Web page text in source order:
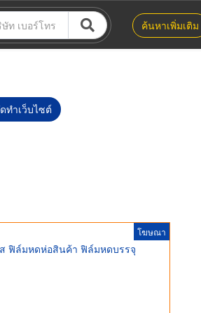
ค้นหาเพิ่มเติม
ทำเว็บไซต์
โฆษณา
ฟิล์มหดห่อสินค้า ฟิล์มหดบรรจุ